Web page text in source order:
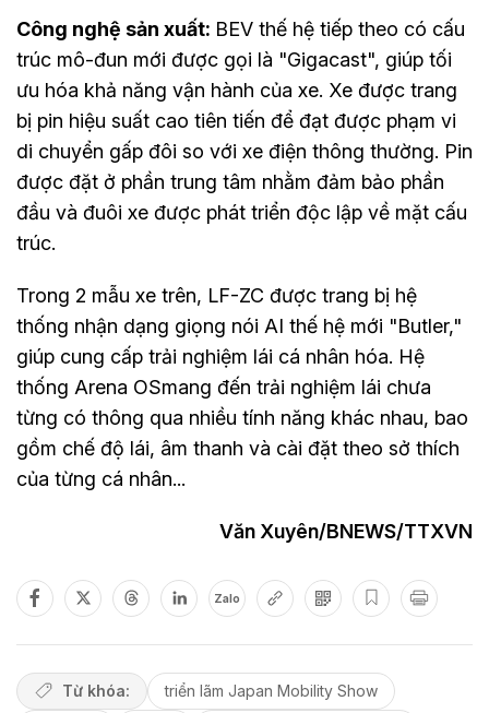
Công nghệ sản xuất: BEV thế hệ tiếp theo có cấu
trúc mô-đun mới được gọi là "Gigacast", giúp tối
ưu hóa khả năng vận hành của xe. Xe được trang
bị pin hiệu suất cao tiên tiến để đạt được phạm vi
di chuyển gấp đôi so với xe điện thông thường. Pin
được đặt ở phần trung tâm nhằm đảm bảo phần
đầu và đuôi xe được phát triển độc lập về mặt cấu
trúc.
Trong 2 mẫu xe trên, LF-ZC được trang bị hệ
thống nhận dạng giọng nói AI thế hệ mới "Butler,"
giúp cung cấp trải nghiệm lái cá nhân hóa. Hệ
thống Arena OSmang đến trải nghiệm lái chưa
từng có thông qua nhiều tính năng khác nhau, bao
gồm chế độ lái, âm thanh và cài đặt theo sở thích
của từng cá nhân...
Văn Xuyên/BNEWS/TTXVN
Zalo
Từ khóa:
triển lãm Japan Mobility Show